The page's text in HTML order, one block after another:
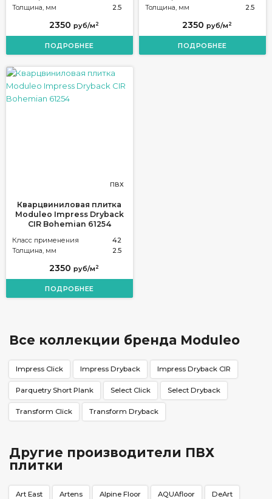
Толщина, мм
2.5
2350 руб/м 2
ПОДРОБНЕЕ
Толщина, мм
2.5
2350 руб/м 2
ПОДРОБНЕЕ
ПВХ
Кварцвиниловая плитка
Moduleo Impress Dryback
CIR Bohemian 61254
Класс применения
42
Толщина, мм
2.5
2350 руб/м 2
ПОДРОБНЕЕ
Все коллекции бренда Moduleo
Impress Click Impress Dryback Impress Dryback CIR
Parquetry Short Plank Select Click Select Dryback
Transform Click Transform Dryback
Другие производители ПВХ
плитки
Art East Artens Alpine Floor AQUAfloor DeArt